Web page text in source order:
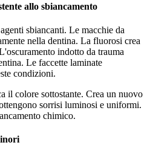
allo sbiancamento
sbiancanti. Le macchie da
nella dentina. La fluorosi crea
indotto da trauma
Le faccette laminate
condizioni.
il colore sottostante. Crea un nuovo
sorrisi luminosi e uniformi.
chimico.